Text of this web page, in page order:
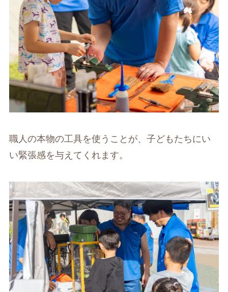
職人の本物の工具を使うことが、子どもたちにい
い緊張感を与えてくれます。